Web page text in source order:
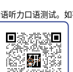
听力口语测试。如